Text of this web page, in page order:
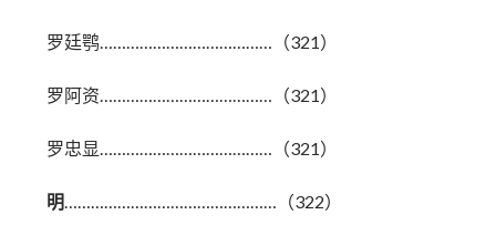
罗廷鹗…………………………………（321）
罗阿资…………………………………（321）
罗忠显…………………………………（321）
明…………………………………………（322）